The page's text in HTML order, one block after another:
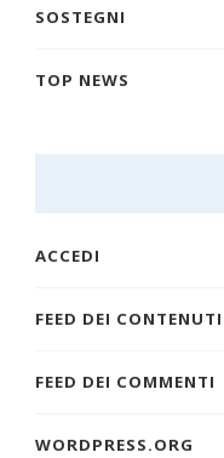
SOSTEGNI
TOP NEWS
ACCEDI
FEED DEI CONTENUTI
FEED DEI COMMENTI
WORDPRESS.ORG